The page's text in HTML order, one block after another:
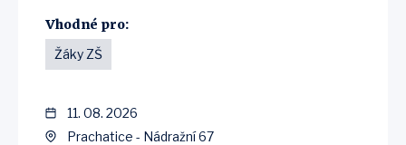
Vhodné pro:
Žáky ZŠ
11. 08. 2026
Prachatice - Nádražní 67